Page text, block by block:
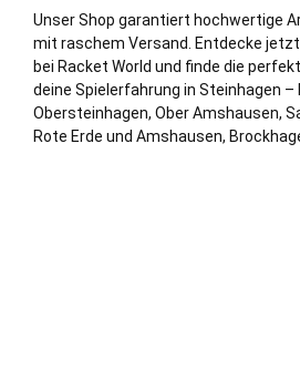
Unser Shop garantiert hochwertige
mit raschem Versand. Entdecke
bei Racket World und finde die
deine Spielerfahrung in Steinhagen
Obersteinhagen, Ober Amshausen,
Rote Erde und Amshausen,